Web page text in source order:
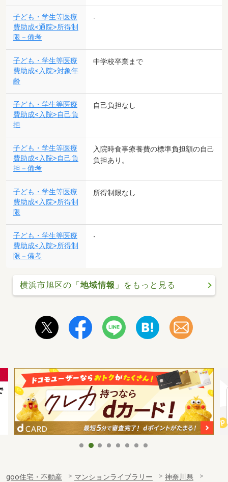
子ども・学生等医療
費助成<通院>所得制
限－備考
-
子ども・学生等医療
費助成<入院>対象年
齢
中学校卒業まで
子ども・学生等医療
費助成<入院>自己負
担
自己負担なし
子ども・学生等医療
費助成<入院>自己負
担－備考
入院時食事療養費の標準負担額の自己
負担あり。
子ども・学生等医療
費助成<入院>所得制
限
所得制限なし
子ども・学生等医療
費助成<入院>所得制
限－備考
-
横浜市旭区の「地域情報 」をもっと見る
goo住宅・不動産 マンションライブラリー
神奈川県